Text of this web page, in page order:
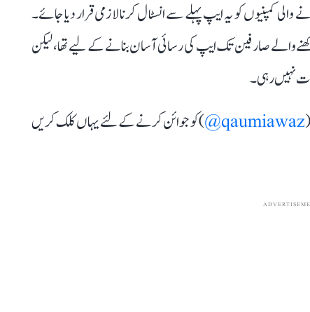
کمپنیوں کو یہ ایپ پہلے سے انسٹال کرنا لازمی قرار دیا جائے۔
والے صارفین تک ایپ کی رسائی آسان بنانے کے لیے تھا، لیکن
نہیں رہی۔
qaumiawaz@ ) کو جوائن کرنے کے لئے یہاں کلک کریں